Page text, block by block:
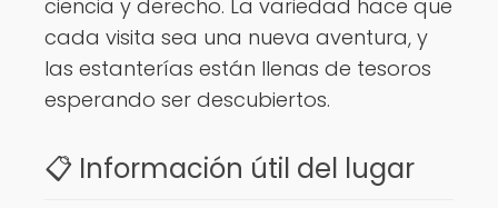
ciencia y derecho. La variedad hace que
cada visita sea una nueva aventura, y
las estanterías están llenas de tesoros
esperando ser descubiertos.
📋 Información útil del lugar